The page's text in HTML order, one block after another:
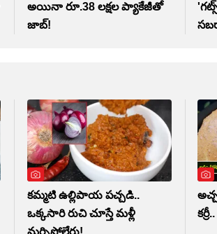
అయినా రూ.38 లక్షల ప్యాకేజీతో
జాబ్!
కమ్మటి ఉల్లిపాయ పచ్చడి..
ఒక్కసారి రుచి చూస్తే మళ్లీ
మర్చిపోలేరు!
కర్రీ..